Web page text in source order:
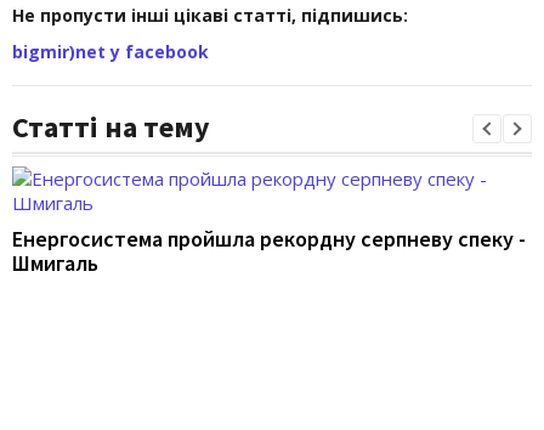
Не пропусти інші цікаві статті, підпишись:
bigmir)net у facebook
Статті на тему
Енергосистема пройшла рекордну серпневу спеку -
Шмигаль